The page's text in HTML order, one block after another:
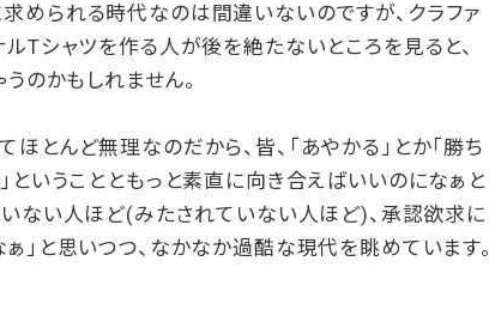
められる時代なのは間違いないのですが、クラファ
Tシャツを作る人が後を絶たないところを見ると、
のかもしれません。
とんど無理なのだから、皆、「あやかる」とか「勝ち
ということともっと素直に向き合えばいいのになぁと
ない人ほど(みたされていない人ほど)、承認欲求に
」と思いつつ、なかなか過酷な現代を眺めています。